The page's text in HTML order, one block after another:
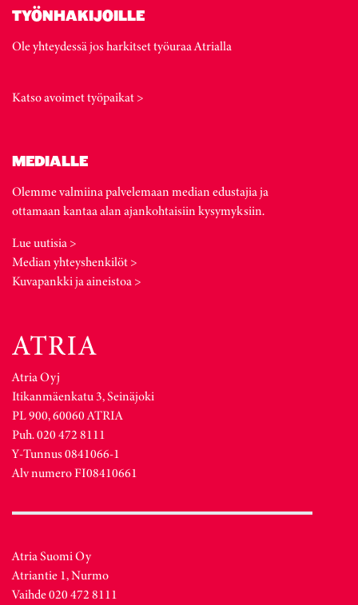
TYÖNHAKIJOILLE
Ole yhteydessä jos harkitset työuraa Atrialla
Katso avoimet työpaikat >
MEDIALLE
Olemme valmiina palvelemaan median edustajia ja
ottamaan kantaa alan ajankohtaisiin kysymyksiin.
Lue uutisia >
Median yhteyshenkilöt >
Kuvapankki ja aineistoa >
Atria Oyj
Itikanmäenkatu 3, Seinäjoki
PL 900, 60060 ATRIA
Puh. 020 472 8111
Y-Tunnus 0841066-1
Alv numero FI08410661
Atria Suomi Oy
Atriantie 1, Nurmo
Vaihde 020 472 8111